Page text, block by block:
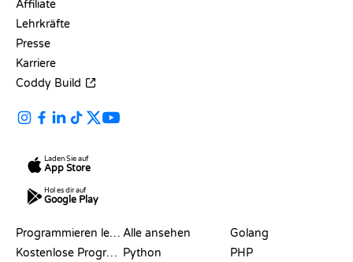
Affiliate
Lehrkräfte
Presse
Karriere
Coddy Build
Laden Sie auf
App Store
Hol es dir auf
Google Play
Programmieren lernen
Kostenlose Programmier-Websites
Alle ansehen
Python
Golang
PHP